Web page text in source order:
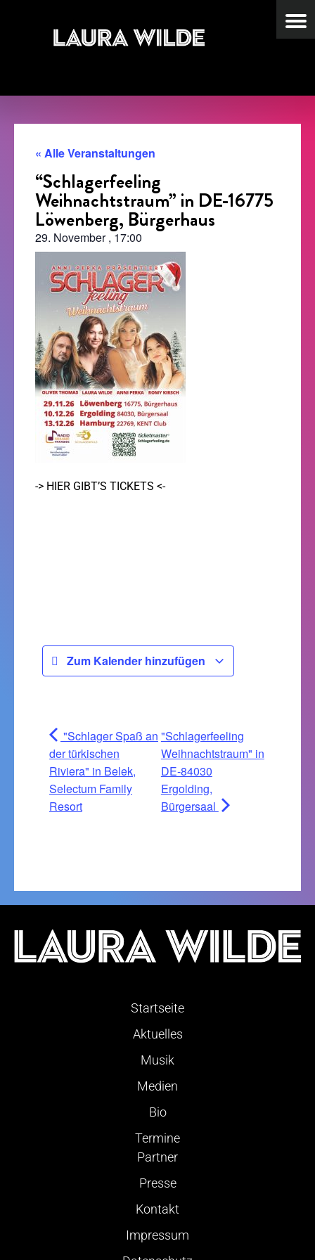
« Alle Veranstaltungen
“Schlagerfeeling
Weihnachtstraum” in DE-16775
Löwenberg, Bürgerhaus
29. November , 17:00
-> HIER GIBT’S TICKETS <-
Zum Kalender hinzufügen
"Schlager Spaß an
der türkischen
Riviera" in Belek,
Selectum Family
Resort
"Schlagerfeeling
Weihnachtstraum" in
DE-84030
Ergolding,
Bürgersaal
Startseite
Aktuelles
Musik
Medien
Bio
Termine
Partner
Presse
Kontakt
Impressum